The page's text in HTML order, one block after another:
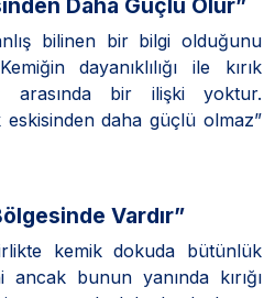
bilinen bir bilgi olduğunu
dayanıklılığı ile kırık
arasında bir ilişki yoktur.
eskisinden daha güçlü olmaz”
Vardır”
kemik dokuda bütünlük
ancak bunun yanında kırığı